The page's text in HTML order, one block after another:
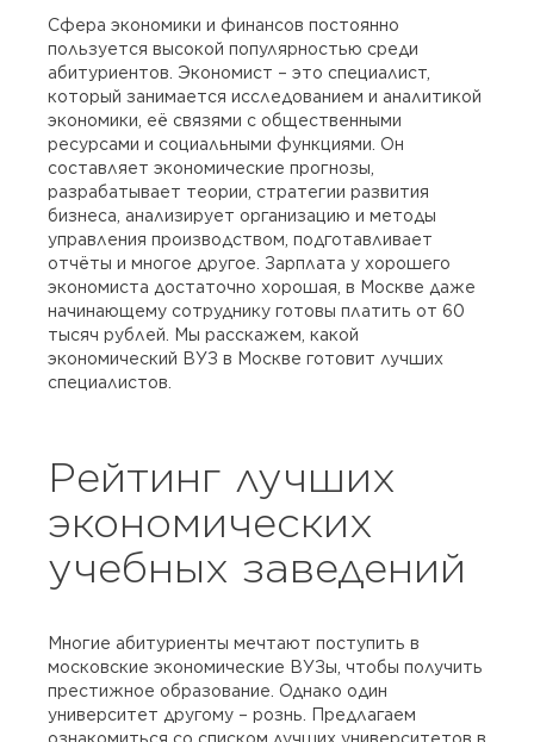
Сфера экономики и финансов постоянно
пользуется высокой популярностью среди
абитуриентов. Экономист – это специалист,
который занимается исследованием и аналитикой
экономики, её связями с общественными
ресурсами и социальными функциями. Он
составляет экономические прогнозы,
разрабатывает теории, стратегии развития
бизнеса, анализирует организацию и методы
управления производством, подготавливает
отчёты и многое другое. Зарплата у хорошего
экономиста достаточно хорошая, в Москве даже
начинающему сотруднику готовы платить от 60
тысяч рублей. Мы расскажем, какой
экономический ВУЗ в Москве готовит лучших
специалистов.
Рейтинг лучших
экономических
учебных заведений
Многие абитуриенты мечтают поступить в
московские экономические ВУЗы, чтобы получить
престижное образование. Однако один
университет другому – рознь. Предлагаем
ознакомиться со списком лучших университетов в